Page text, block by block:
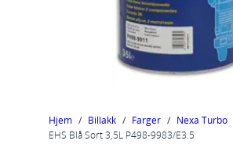
Hjem / Billakk / Farger / Nexa Turbo
EHS Blå Sort 3,5L P498-9983/E3.5